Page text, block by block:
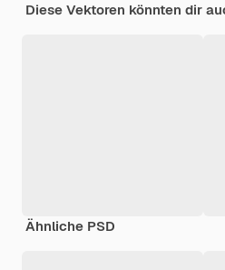
Diese Vektoren könnten dir
Ähnliche PSD